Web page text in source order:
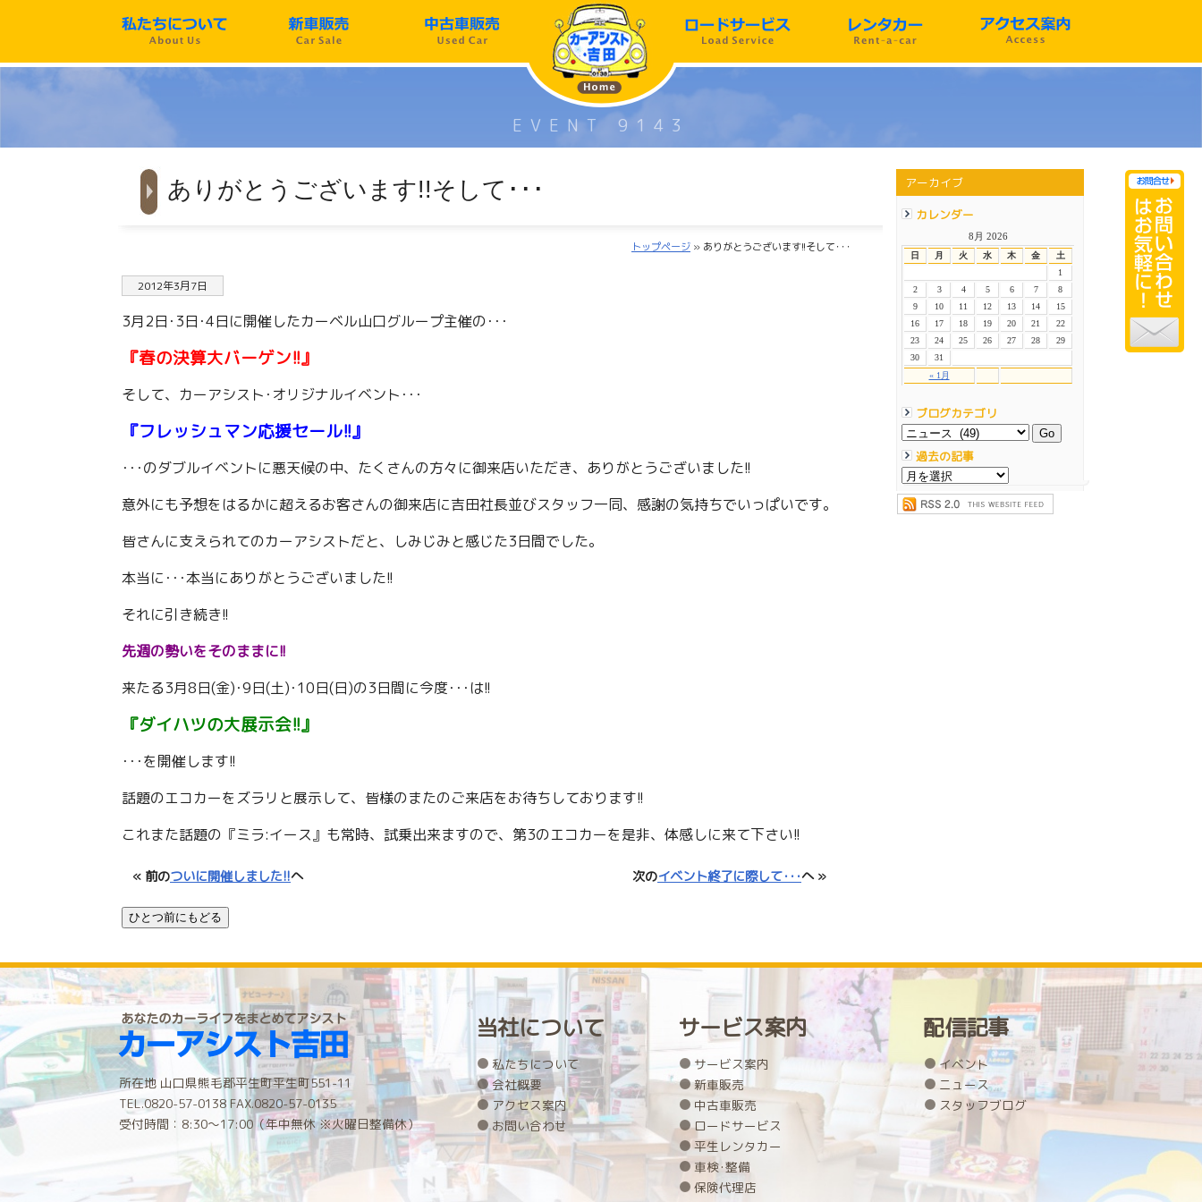
EVENT 9143
アーカイブ
カレンダー
8月 2026
日 月 火 水 木 金 土
« 1月
1
2
3 4 5 6 7
8
9
10 11 12 13 14
15
16
17 18 19 20 21
22
23
24 25 26 27 28
29
30
31
ブログカテゴリ
過去の記事
ありがとうございます!!そして･･･
トップページ » ありがとうございます!!そして･･･
2012年3月7日
3月2日･3日･4日に開催したカーベル山口グループ主催の･･･
『春の決算大バーゲン!!』
そして、カーアシスト･オリジナルイベント･･･
『フレッシュマン応援セール!!』
･･･のダブルイベントに悪天候の中、たくさんの方々に御来店いただき、ありがとうございました!!
意外にも予想をはるかに超えるお客さんの御来店に吉田社長並びスタッフ一同、感謝の気持ちでいっぱいです。
皆さんに支えられてのカーアシストだと、しみじみと感じた3日間でした。
本当に･･･本当にありがとうございました!!
それに引き続き!!
先週の勢いをそのままに!!
来たる3月8日(金)･9日(土)･10日(日)の3日間に今度･･･は!!
『ダイハツの大展示会!!』
･･･を開催します!!
話題のエコカーをズラリと展示して、皆様のまたのご来店をお待ちしております!!
これまた話題の『ミラ:イース』も常時、試乗出来ますので、第3のエコカーを是非、体感しに来て下さい!!
« 前のついに開催しました!!へ 次のイベント終了に際して･･･へ »
所在地 山口県熊毛郡平生町平生町551-11
TEL.0820-57-0138 FAX.0820-57-0135
受付時間：8:30〜17:00（年中無休 ※火曜日整備休）
当社について
私たちについて
会社概要
アクセス案内
お問い合わせ
サービス案内
サービス案内
新車販売
中古車販売
ロードサービス
平生レンタカー
車検･整備
保険代理店
配信記事
イベント
ニュース
スタッフブログ